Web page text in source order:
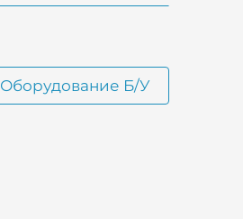
Оборудование Б/У